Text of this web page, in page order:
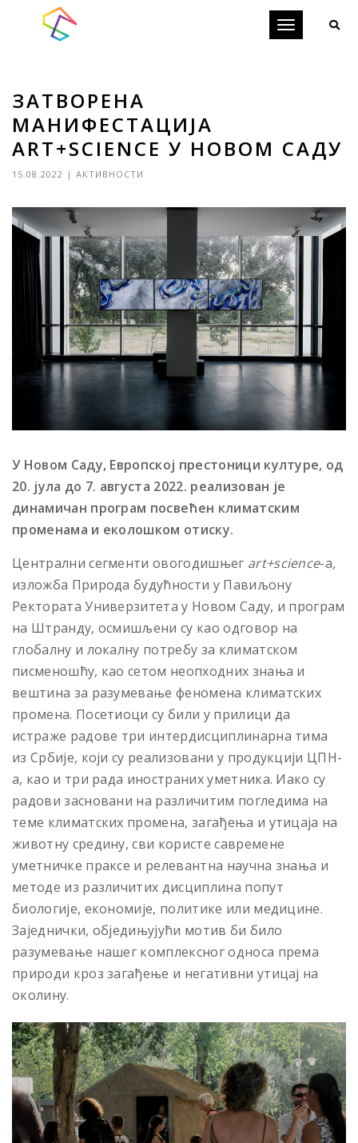
Toggle
ЗАТВОРЕНА
МАНИФЕСТАЦИЈА
ART+SCIENCE У НОВОМ САДУ
15.08.2022 | АКТИВНОСТИ
У Новом Саду, Европској престоници културе, од
20. јула до 7. августа 2022. реализован је
динамичан програм посвећен климатским
променама и еколошком отиску.
Централни сегменти овогодишњег art+science-а,
изложба Природа будућности у Павиљону
Ректората Универзитета у Новом Саду, и програм
на Штранду, осмишљени су као одговор на
глобалну и локалну потребу за климатском
писменошћу, као сетом неопходних знања и
вештина за разумевање феномена климатских
промена. Посетиоци су били у прилици да
истраже радове три интердисциплинарна тима
из Србије, који су реализовани у продукцији ЦПН-
а, као и три рада иностраних уметника. Иако су
радови засновани на различитим погледима на
теме климатских промена, загађења и утицаја на
животну средину, сви користе савремене
уметничке праксе и релевантна научна знања и
методе из различитих дисциплина попут
биологије, економије, политике или медицине.
Заједнички, обједињујући мотив би било
разумевање нашег комплексног односа према
природи кроз загађење и негативни утицај на
околину.